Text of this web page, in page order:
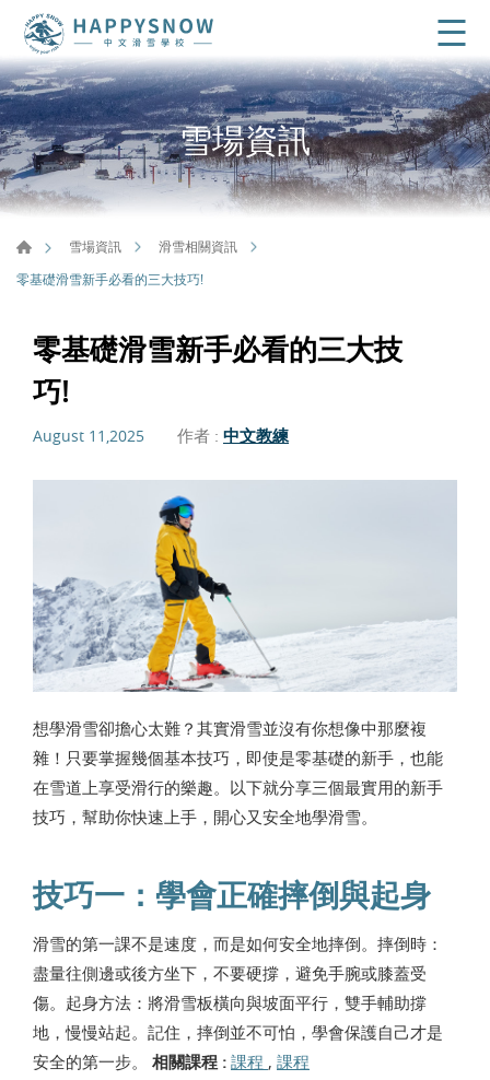
雪場資訊
雪場資訊
滑雪相關資訊
零基礎滑雪新手必看的三大技巧!
零基礎滑雪新手必看的三大技
巧!
August 11,2025 作者 : 中文教練
想學滑雪卻擔心太難？其實滑雪並沒有你想像中那麼複
雜！只要掌握幾個基本技巧，即使是零基礎的新手，也能
在雪道上享受滑行的樂趣。以下就分享三個最實用的新手
技巧，幫助你快速上手，開心又安全地學滑雪。
技巧一：學會正確摔倒與起身
滑雪的第一課不是速度，而是如何安全地摔倒。摔倒時：
盡量往側邊或後方坐下，不要硬撐，避免手腕或膝蓋受
傷。起身方法：將滑雪板橫向與坡面平行，雙手輔助撐
地，慢慢站起。記住，摔倒並不可怕，學會保護自己才是
安全的第一步。 相關課程 : 課程 , 課程